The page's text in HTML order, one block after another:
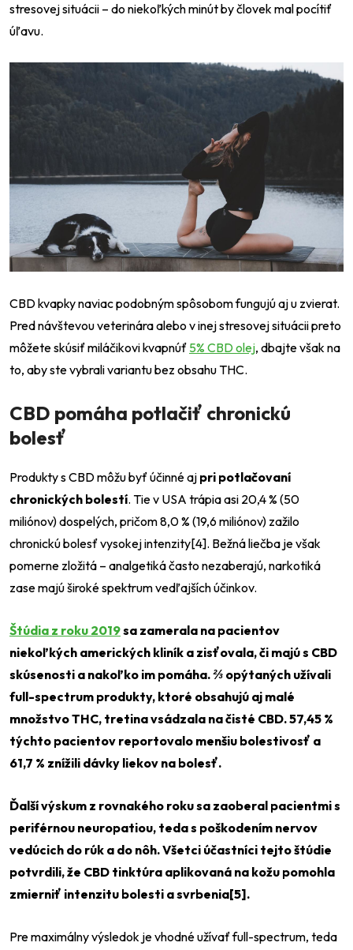
stresovej situácii – do niekoľkých minút by človek mal pocítiť
úľavu.
CBD kvapky naviac podobným spôsobom fungujú aj u zvierat.
Pred návštevou veterinára alebo v inej stresovej situácii preto
môžete skúsiť miláčikovi kvapnúť 5% CBD olej, dbajte však na
to, aby ste vybrali variantu bez obsahu THC.
CBD pomáha potlačiť chronickú
bolesť
Produkty s CBD môžu byť účinné aj pri potlačovaní
chronických bolestí. Tie v USA trápia asi 20,4 % (50
miliónov) dospelých, pričom 8,0 % (19,6 miliónov) zažilo
chronickú bolesť vysokej intenzity[4]. Bežná liečba je však
pomerne zložitá – analgetiká často nezaberajú, narkotiká
zase majú široké spektrum vedľajších účinkov.
Štúdia z roku 2019sa zamerala na pacientov
niekoľkých amerických kliník a zisťovala, či majú s CBD
skúsenosti a nakoľko im pomáha. ⅔ opýtaných užívali
full-spectrum produkty, ktoré obsahujú aj malé
množstvo THC, tretina vsádzala na čisté CBD. 57,45 %
týchto pacientov reportovalo menšiu bolestivosť a
61,7 % znížili dávky liekov na bolesť.
Ďalší výskum z rovnakého roku sa zaoberal pacientmi s
periférnou neuropatiou, teda s poškodením nervov
vedúcich do rúk a do nôh.Všetci účastníci tejto štúdie
potvrdili, že CBD tinktúra aplikovaná na kožu pomohla
zmierniť intenzitu bolesti a svrbenia[5].
Pre maximálny výsledok je vhodné užívať full-spectrum, teda